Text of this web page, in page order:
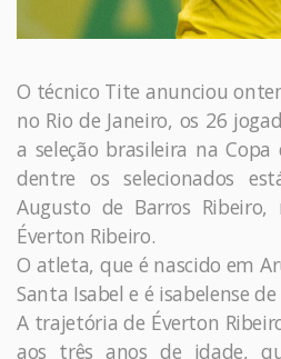
O técnico Tite anunciou
no Rio de Janeiro, os 26
a seleção brasileira na
dentre os selecionados
Augusto de Barros Ribeiro,
Éverton Ribeiro.
O atleta, que é nascido em
Santa Isabel e é isabelense de
A trajetória de Éverton
aos três anos de idade,